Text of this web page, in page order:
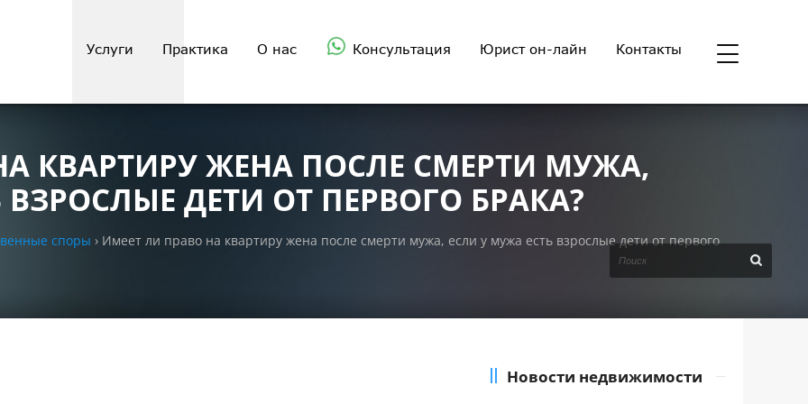
Услуги Практика О нас Консультация Юрист он-лайн Контакты
КВАРТИРУ ЖЕНА ПОСЛЕ СМЕРТИ МУЖА,
ДЕТИ ОТ ПЕРВОГО БРАКА?
споры › Имеет ли право на квартиру жена после смерти мужа, если у мужа есть взрослые дети от первого
Новости недвижимости